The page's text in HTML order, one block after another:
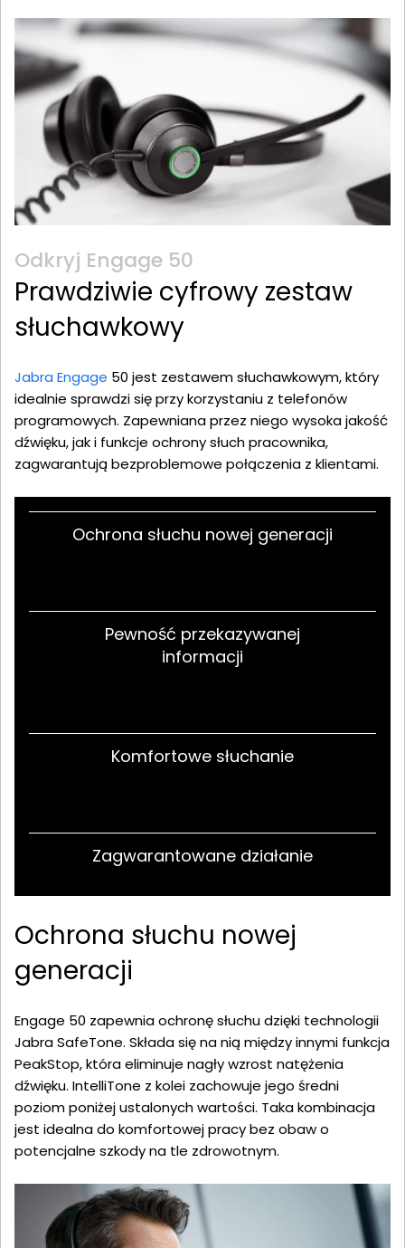
Odkryj Engage 50
Prawdziwie cyfrowy zestaw
słuchawkowy
Jabra Engage 50 jest zestawem słuchawkowym, który
idealnie sprawdzi się przy korzystaniu z telefonów
programowych. Zapewniana przez niego wysoka jakość
dźwięku, jak i funkcje ochrony słuch pracownika,
zagwarantują bezproblemowe połączenia z klientami.
Ochrona słuchu nowej generacji
Pewność przekazywanej
informacji
Komfortowe słuchanie
Zagwarantowane działanie
Ochrona słuchu nowej
generacji
Engage 50 zapewnia ochronę słuchu dzięki technologii
Jabra SafeTone. Składa się na nią między innymi funkcja
PeakStop, która eliminuje nagły wzrost natężenia
dźwięku. IntelliTone z kolei zachowuje jego średni
poziom poniżej ustalonych wartości. Taka kombinacja
jest idealna do komfortowej pracy bez obaw o
potencjalne szkody na tle zdrowotnym.